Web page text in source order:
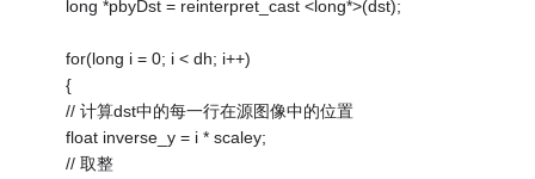
long *pbyDst = reinterpret_cast <long*>(dst);
for(long i = 0; i < dh; i++)
{
// 计算dst中的每一行在源图像中的位置
float inverse_y = i * scaley;
// 取整